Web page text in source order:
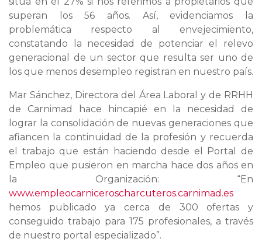
superan los 56 años. Así, evidenciamos la
problemática respecto al envejecimiento,
constatando la necesidad de potenciar el relevo
generacional de un sector que resulta ser uno de
los que menos desempleo registran en nuestro país.
Mar Sánchez, Directora del Área Laboral y de RRHH
de Carnimad hace hincapié en la necesidad de
lograr la consolidación de nuevas generaciones que
afiancen la continuidad de la profesión y recuerda
el trabajo que están haciendo desde el Portal de
Empleo que pusieron en marcha hace dos años en
la Organización: “En
www.empleocarniceroscharcuteros.carnimad.es
hemos publicado ya cerca de 300 ofertas y
conseguido trabajo para 175 profesionales, a través
de nuestro portal especializado”.